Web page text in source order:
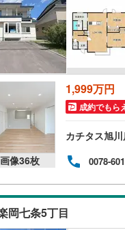
画像36枚
1,999万円
成約でもら
カチタス旭
0078-
岡七条5丁目
留萌郡
苫前郡
宗谷郡
枝幸郡枝
利尻郡
網走郡
斜里郡
常呂郡